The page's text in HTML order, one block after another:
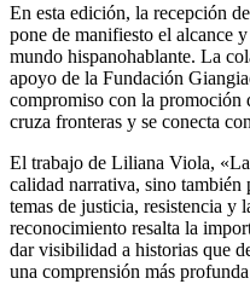
En esta edición, la recepción
pone de manifiesto el alcance
mundo hispanohablante. La
apoyo de la Fundación
compromiso con la promoción
cruza fronteras y se conecta
El trabajo de Liliana Viola,
calidad narrativa, sino también
temas de justicia, resistencia y
reconocimiento resalta la
dar visibilidad a historias que
una comprensión más